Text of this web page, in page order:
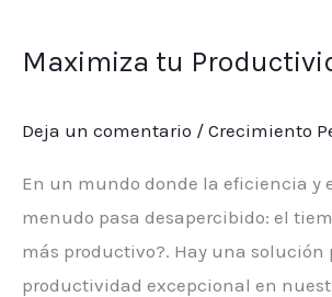
Maximiza tu
Deja un comentario / Crecimiento
En un mundo donde la eficiencia y
menudo pasa desapercibido: el
más productivo?. Hay una
productividad excepcional en
Productividad
desde